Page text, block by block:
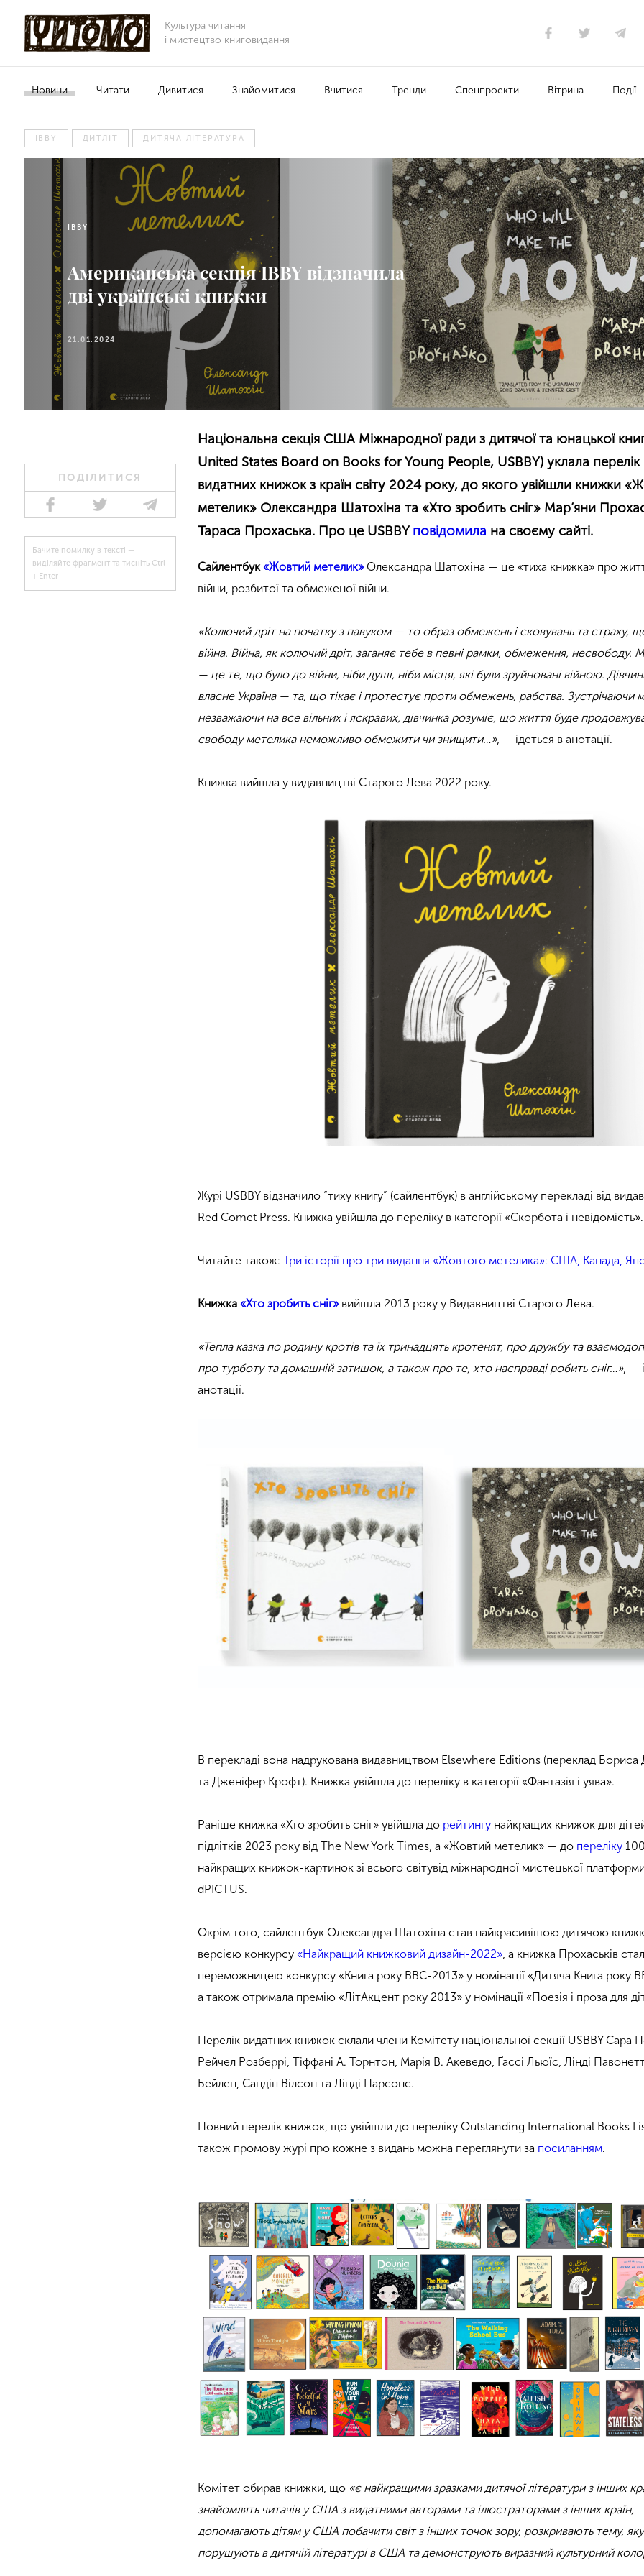
Культура читання
і мистецтво книговидання
Новини Читати Дивитися Знайомитися Вчитися Тренди Спецпроекти Вітрина Події
IBBY ДИТЛІТ ДИТЯЧА ЛІТЕРАТУРА
IBBY
Американська секція IBBY відзначила
дві українські книжки
21.01.2024
ПОДІЛИТИСЯ
Бачите помилку в тексті —
виділяйте фрагмент та тисніть Ctrl
+ Enter
Національна секція США Міжнародної ради з дитячої та юнацької
United States Board on Books for Young People, USBBY) уклала перелік
видатних книжок з країн світу 2024 року, до якого увійшли книжки
метелик» Олександра Шатохіна та «Хто зробить сніг» Мар’яни
Тараса Прохаська. Про це USBBYповідомила на своєму сайті.
Сайлентбук «Жовтий метелик»Олександра Шатохіна — це «тиха книжка» про
війни, розбитої та обмеженої війни.
«Колючий дріт на початку з павуком — то образ обмежень і сковувань та страху,
війна. Війна, як колючий дріт, заганяє тебе в певні рамки, обмеження, несвободу.
— це те, що було до війни, ніби душі, ніби місця, які були зруйновані війною.
власне Україна — та, що тікає і протестує проти обмежень, рабства. Зустрічаючи
незважаючи на все вільних і яскравих, дівчинка розуміє, що життя буде
свободу метелика неможливо обмежити чи знищити…», — ідеться в анотації.
Книжка вийшла у видавництві Старого Лева 2022 року.
Журі USBBY відзначило “тиху книгу” (сайлентбук) в англійському перекладі від
Red Comet Press. Книжка увійшла до переліку в категорії «Скорбота і невідомість».
Читайте також:Три історії про три видання «Жовтого метелика»: США, Канада,
Книжка «Хто зробить сніг»вийшла 2013 року у Видавництві Старого Лева.
«Тепла казка по родину кротів та їх тринадцять кротенят, про дружбу та
про турботу та домашній затишок, а також про те, хто насправді робить сніг…», —
анотації.
В перекладі вона надрукована видавництвом Elsewhere Editions (переклад Бориса
та Дженіфер Крофт). Книжка увійшла до переліку в категорії «Фантазія і уява».
Раніше книжка «Хто зробить сніг» увійшла до рейтингу найкращих книжок для
підлітків 2023 року від The New York Times, а «Жовтий метелик» — до переліку 100
найкращих книжок-картинок зі всього світувід міжнародної мистецької
dPICTUS.
Окрім того, сайлентбук Олександра Шатохіна став найкрасивішою дитячою
версією конкурсу «Найкращий книжковий дизайн-2022», а книжка Прохаськів
переможницею конкурсу «Книга року ВВС-2013» у номінації «Дитяча Книга року
а також отримала премію «ЛітАкцент року 2013» у номінації «Поезія і проза для
Перелік видатних книжок склали члени Комітету національної секції USBBY Сара
Рейчел Розберрі, Тіффані А. Торнтон, Марія В. Акеведо, Ґассі Льюїс, Лінді
Бейлен, Сандіп Вілсон та Лінді Парсонс.
Повний перелік книжок, що увійшли до переліку Outstanding International Books
також промову журі про кожне з видань можна переглянути за посиланням.
Комітет обирав книжки, що «є найкращими зразками дитячої літератури з інших
знайомлять читачів у США з видатними авторами та ілюстраторами з інших країн,
допомагають дітям у США побачити світ з інших точок зору, розкривають тему,
порушують в дитячій літературі в США та демонструють виразний культурний